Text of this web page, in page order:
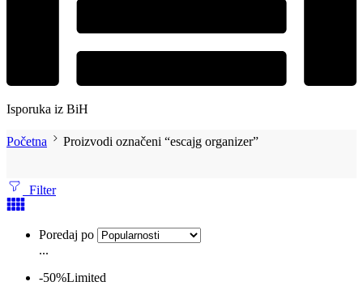
Isporuka iz BiH
Početna Proizvodi označeni “escajg organizer”
Filter
Poredaj po
...
-50%Limited